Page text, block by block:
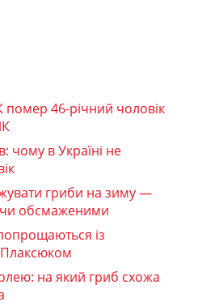
46-річний чоловік
чому в Україні не
гриби на зиму —
обсмаженими
із
на який гриб схожа